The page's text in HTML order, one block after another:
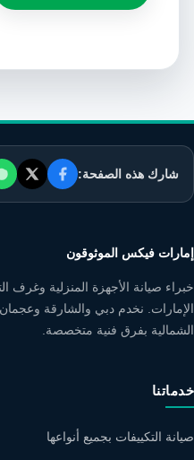
شارك هذه الصفحة:
إمارات فيكس الموثوقون
خبراء صيانة الأجهزة المنزلية وغرف
الإمارات. نخدم دبي والشارقة
الشمالية بفرق فنية متخصصة.
خدماتنا
صيانة التكييفات بجميع أنواعها